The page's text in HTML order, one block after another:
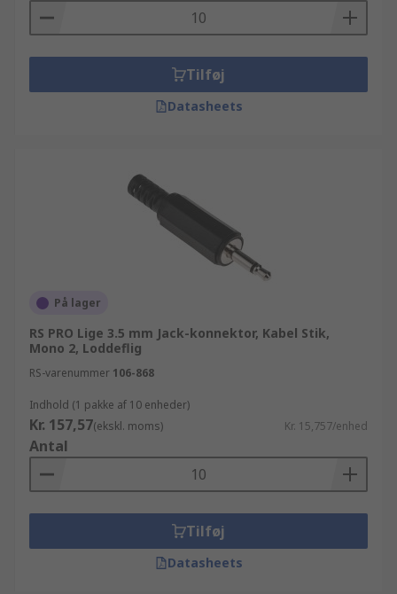
Tilføj
Datasheets
På lager
RS PRO Lige 3.5 mm Jack-konnektor, Kabel Stik,
Mono 2, Loddeflig
RS-varenummer 106-868
Indhold (1 pakke af 10 enheder)
Kr. 157,57(ekskl. moms) Kr. 15,757/enhed
Antal
Tilføj
Datasheets